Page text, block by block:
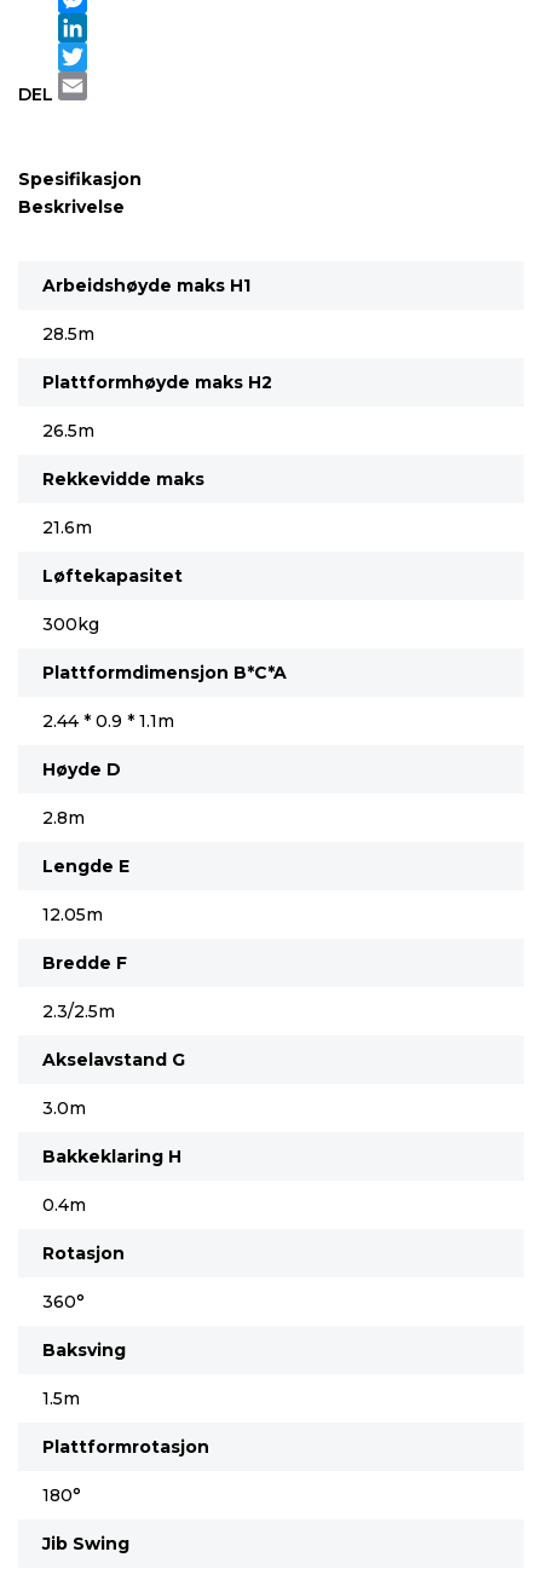
DEL
Messenger
LinkedIn
Twitter
Spesifikasjon
Beskrivelse
Arbeidshøyde maks H1
28.5m
Plattformhøyde maks H2
26.5m
Rekkevidde maks
21.6m
Løftekapasitet
300kg
Plattformdimensjon B*C*A
2.44 * 0.9 * 1.1m
Høyde D
2.8m
Lengde E
12.05m
Bredde F
2.3/2.5m
Akselavstand G
3.0m
Bakkeklaring H
0.4m
Rotasjon
360°
Baksving
1.5m
Plattformrotasjon
180°
Jib Swing